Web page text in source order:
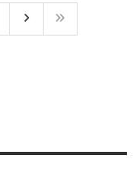
keyboard_arrow_right